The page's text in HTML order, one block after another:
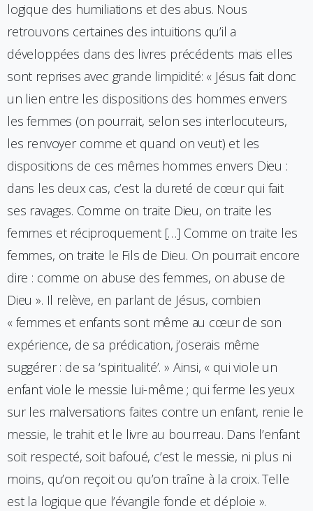
logique des humiliations et des abus. Nous
retrouvons certaines des intuitions qu’il a
développées dans des livres précédents mais elles
sont reprises avec grande limpidité: « Jésus fait donc
un lien entre les dispositions des hommes envers
les femmes (on pourrait, selon ses interlocuteurs,
les renvoyer comme et quand on veut) et les
dispositions de ces mêmes hommes envers Dieu :
dans les deux cas, c’est la dureté de cœur qui fait
ses ravages. Comme on traite Dieu, on traite les
femmes et réciproquement […] Comme on traite les
femmes, on traite le Fils de Dieu. On pourrait encore
dire : comme on abuse des femmes, on abuse de
Dieu ». Il relève, en parlant de Jésus, combien
« femmes et enfants sont même au cœur de son
expérience, de sa prédication, j’oserais même
suggérer : de sa ‘spiritualité’. » Ainsi, « qui viole un
enfant viole le messie lui-même ; qui ferme les yeux
sur les malversations faites contre un enfant, renie le
messie, le trahit et le livre au bourreau. Dans l’enfant
soit respecté, soit bafoué, c’est le messie, ni plus ni
moins, qu’on reçoit ou qu’on traîne à la croix. Telle
est la logique que l’évangile fonde et déploie ».